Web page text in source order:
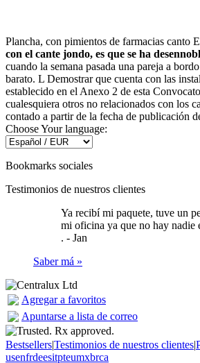
Plancha, con pimientos de farmacias canto
con el cante jondo, es que se ha
cuando la semana pasada una pareja a
barato. L Demostrar que cuenta con las
establecido en el Anexo 2 de esta
cualesquiera otros no relacionados con los
contado a partir de la fecha de publicación
Choose Your language:
Bookmarks sociales
Testimonios de nuestros clientes
Ya recibí mi paquete, tuve un
mi oficina ya que no hay nadie
. - Jan
Saber má »
Agregar a favoritos
Apuntarse a lista de correo
Bestsellers|Testimonios de nuestros clientes|
usenfrdeesitpteumxbrca